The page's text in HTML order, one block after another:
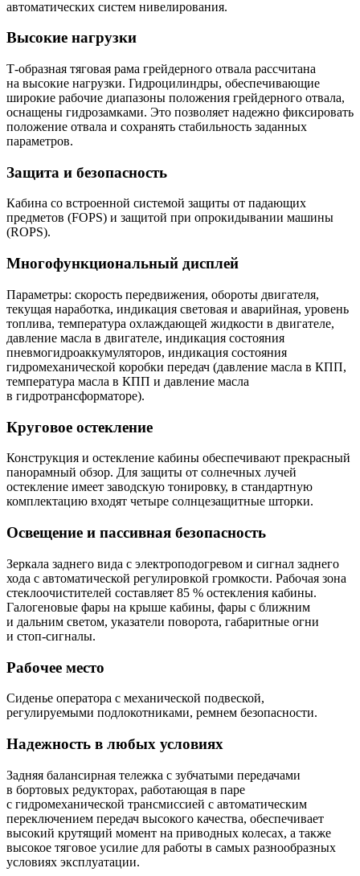
автоматических систем нивелирования.
Высокие нагрузки
Т-образная тяговая рама грейдерного отвала рассчитана
на высокие нагрузки. Гидроцилиндры, обеспечивающие
широкие рабочие диапазоны положения грейдерного отвала,
оснащены гидрозамками. Это позволяет надежно фиксировать
положение отвала и сохранять стабильность заданных
параметров.
Защита и безопасность
Кабина со встроенной системой защиты от падающих
предметов (FOPS) и защитой при опрокидывании машины
(ROPS).
Многофункциональный дисплей
Параметры: скорость передвижения, обороты двигателя,
текущая наработка, индикация световая и аварийная, уровень
топлива, температура охлаждающей жидкости в двигателе,
давление масла в двигателе, индикация состояния
пневмогидроаккумуляторов, индикация состояния
гидромеханической коробки передач (давление масла в КПП,
температура масла в КПП и давление масла
в гидротрансформаторе).
Круговое остекление
Конструкция и остекление кабины обеспечивают прекрасный
панорамный обзор. Для защиты от солнечных лучей
остекление имеет заводскую тонировку, в стандартную
комплектацию входят четыре солнцезащитные шторки.
Освещение и пассивная безопасность
Зеркала заднего вида с электроподогревом и сигнал заднего
хода с автоматической регулировкой громкости. Рабочая зона
стеклоочистителей составляет 85 % остекления кабины.
Галогеновые фары на крыше кабины, фары с ближним
и дальним светом, указатели поворота, габаритные огни
и стоп-сигналы.
Рабочее место
Сиденье оператора с механической подвеской,
регулируемыми подлокотниками, ремнем безопасности.
Надежность в любых условиях
Задняя балансирная тележка с зубчатыми передачами
в бортовых редукторах, работающая в паре
с гидромеханической трансмиссией с автоматическим
переключением передач высокого качества, обеспечивает
высокий крутящий момент на приводных колесах, а также
высокое тяговое усилие для работы в самых разнообразных
условиях эксплуатации.